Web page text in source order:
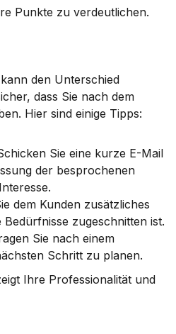
Punkte zu verdeutlichen.
kann den Unterschied
dass Sie nach dem
Hier sind einige Tipps:
Sie eine kurze E-Mail
der besprochenen
dem Kunden zusätzliches
zugeschnitten ist.
Sie nach einem
Schritt zu planen.
Ihre Professionalität und